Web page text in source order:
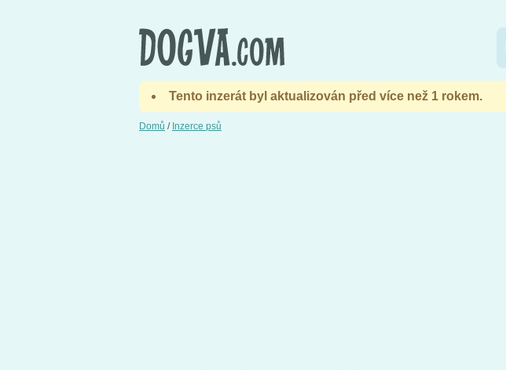
Tento inzerát byl aktualizován před více než 1 rokem.
Domů / Inzerce psů